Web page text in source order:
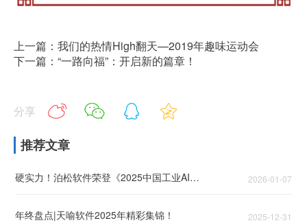
上一篇：我们的热情High翻天—2019年趣味运动会
下一篇：“一路向福”：开启新的篇章！
分享
推荐文章
硬实力！泊松软件荣登《2025中国工业AI领军企业TOP50》！ 2026-01-07
年终盘点|天喻软件2025年精彩集锦！ 2025-12-31